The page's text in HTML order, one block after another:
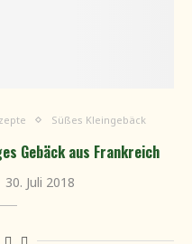
Süßes Kleingebäck
Gebäck aus Frankreich
30. Juli 2018